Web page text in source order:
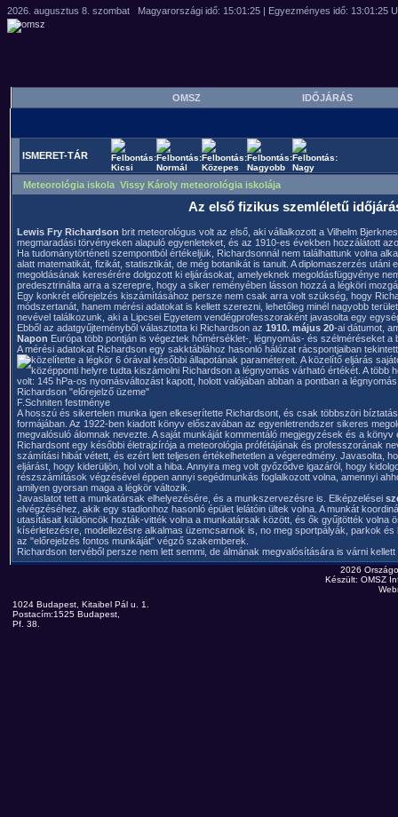
OMSZ IDŐJÁRÁS
ISMERET-TÁR
Meteorológia iskola Vissy Károly meteorológia iskolája
Az első fizikus szemléletű
Lewis Fry Richardson brit meteorológus volt az első, aki vállalkozott a Vilhelm
megmaradási törvényeken alapuló egyenleteket, és az 1910-es években hozzálátott
Ha tudománytörténeti szempontból értékeljük, Richardsonnál nem találhattunk volna
alatt matematikát, fizikát, statisztikát, de még botanikát is tanult. A diplomaszerzés
megoldásának keresérére dolgozott ki eljárásokat, amelyeknek megoldásfüggvénye
predesztrinálta arra a szerepre, hogy a siker reményében lásson hozzá a légköri
Egy konkrét előrejelzés kiszámításához persze nem csak arra volt szükség, hogy
módszertanát, hanem mérési adatokat is kellett szerezni, lehetőleg minél nagyobb
nevével találkozunk, aki a Lipcsei Egyetem vendégprofesszoraként javasolta egy
Ebből az adatgyűjteményből választotta ki Richardson az 1910. május 20-ai dátumot,
Napon Európa több pontján is végeztek hőmérséklet-, légnyomás- és szélméréseket a
A mérési adatokat Richardson egy sakktáblához hasonló hálózat rácspontjaiban
közelítette a légkör 6 órával későbbi állapotának paramétereit. A közelítő eljárás
középponti helyre tudta kiszámolni Richardson a légnyomás várható értékét. A több
volt: 145 hPa-os nyomásváltozást kapott, holott valójában abban a pontban a
Richardson "előrejelző üzeme"
F.Schniten festménye
A hosszú és sikertelen munka igen elkeserítette Richardsont, és csak többszöri
formájában. Az 1922-ben kiadott könyv előszavában az egyenletrendszer sikeres
megvalósuló álomnak nevezte. A saját munkáját kommentáló megjegyzések és a
Richardsont egy későbbi életrajzírója a meteorológia prófétájának és professzorának
számítási hibát vétett, és ezért lett teljesen értékelhetetlen a végeredmény. Javasolta,
eljárást, hogy kiderüljön, hol volt a hiba. Annyira meg volt győződve igazáról, hogy
részszámítások végzésével éppen annyi segédmunkás foglalkozott volna, amennyi
amilyen gyorsan maga a légkör változik.
Javaslatot tett a munkatársak elhelyezésére, és a munkszervezésre is. Elképzelései
elvégzéséhez, akik egy stadionhoz hasonló épület lelátóin ültek volna. A munkát
utasításait küldöncök hozták-vitték volna a munkatársak között, és ők gyűjtötték volna
kísérletezésre, modellezésre alkalmas üzemcsarnok is, no meg sportpályák, parkok
az "előrejelzés fontos munkáját" végző szakemberek.
Richardson tervéből persze nem lett semmi, de álmának megvalósítására is várni
2026
Készült: OMSZ
1024 Budapest, Kitaibel Pál u. 1.
Postacím:1525 Budapest,
Pf. 38.